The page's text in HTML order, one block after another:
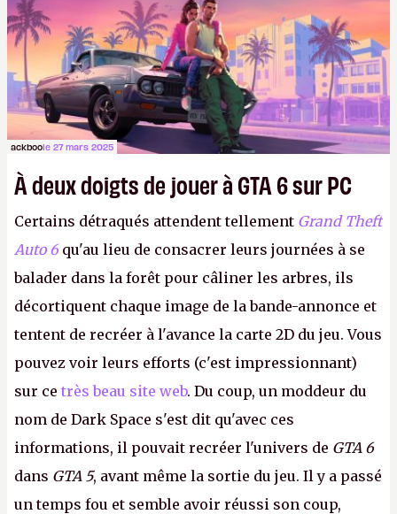
Fernandez)
ackboole 27 mars 2025
À deux doigts de jouer à GTA 6 sur PC
Certains détraqués attendent tellement Grand Theft
Auto 6 qu'au lieu de consacrer leurs journées à se
balader dans la forêt pour câliner les arbres, ils
décortiquent chaque image de la bande-annonce et
tentent de recréer à l'avance la carte 2D du jeu. Vous
pouvez voir leurs efforts (c'est impressionnant)
sur ce très beau site web. Du coup, un moddeur du
nom de Dark Space s'est dit qu'avec ces
informations, il pouvait recréer l'univers de GTA 6
dans GTA 5, avant même la sortie du jeu. Il y a passé
un temps fou et semble avoir réussi son coup,